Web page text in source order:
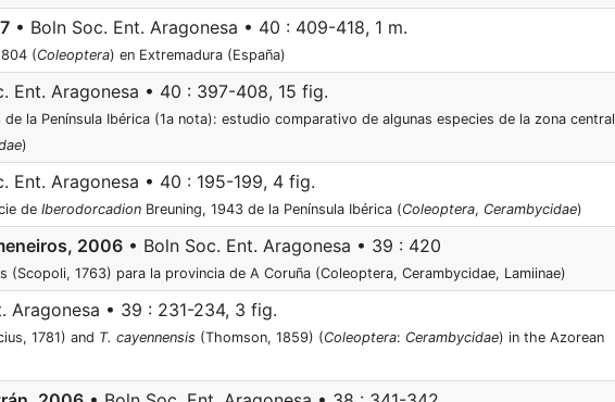
• Boln Soc. Ent. Aragonesa • 40 : 409-418, 1 m.
(Coleoptera) en Extremadura (España)
Ent. Aragonesa • 40 : 397-408, 15 fig.
de la Península Ibérica (1a nota): estudio comparativo de algunas especies de la zona central
)
Ent. Aragonesa • 40 : 195-199, 4 fig.
de Iberodorcadion Breuning, 1943 de la Península Ibérica (Coleoptera, Cerambycidae)
2006 • Boln Soc. Ent. Aragonesa • 39 : 420
(Scopoli, 1763) para la provincia de A Coruña (Coleoptera, Cerambycidae, Lamiinae)
Aragonesa • 39 : 231-234, 3 fig.
1781) and T. cayennensis (Thomson, 1859) (Coleoptera: Cerambycidae) in the Azorean